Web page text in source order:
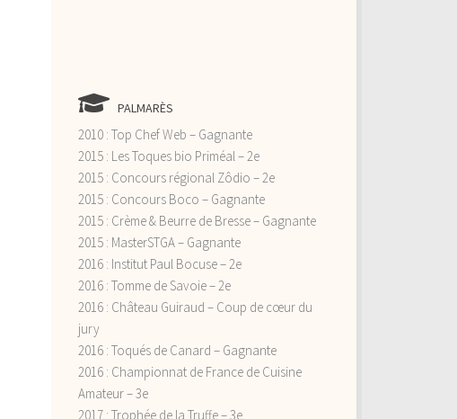
PALMARÈS
2010 : Top Chef Web – Gagnante
2015 : Les Toques bio Priméal – 2e
2015 : Concours régional Zôdio – 2e
2015 : Concours Boco – Gagnante
2015 : Crème & Beurre de Bresse – Gagnante
2015 : MasterSTGA – Gagnante
2016 : Institut Paul Bocuse – 2e
2016 : Tomme de Savoie – 2e
2016 : Château Guiraud – Coup de cœur du
jury
2016 : Toqués de Canard – Gagnante
2016 : Championnat de France de Cuisine
Amateur – 3e
2017 : Trophée de la Truffe – 3e